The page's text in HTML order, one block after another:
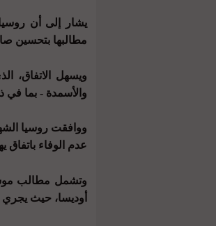
مطالبها بتحسين
ويسهل الاتفاق،
والأسمدة - بما في
ووافقت روسيا
عدم الوفاء باتفاق
وتشمل مطالب
أوديسا، حيث يجري